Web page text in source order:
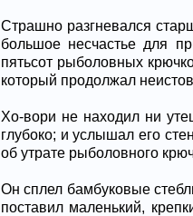
Страшно разгневался
большое несчастье для
пятьсот рыболовных
который продолжал
Хо-вори не находил ни
глубоко; и услышал его
об утрате рыболовного
Он сплел бамбуковые
поставил маленький,